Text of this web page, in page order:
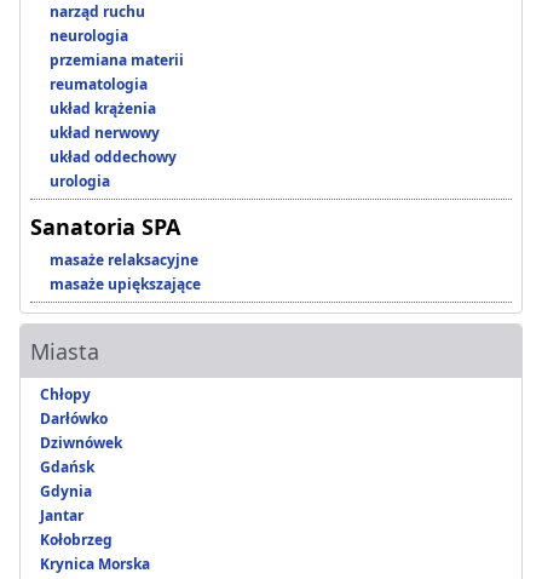
narząd ruchu
neurologia
przemiana materii
reumatologia
układ krążenia
układ nerwowy
układ oddechowy
urologia
Sanatoria SPA
masaże relaksacyjne
masaże upiększające
Miasta
Chłopy
Darłówko
Dziwnówek
Gdańsk
Gdynia
Jantar
Kołobrzeg
Krynica Morska